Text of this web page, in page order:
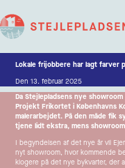
Lokale frijobbere har lagt farver
Den 13. februar 2025
Da Stejlepladsens nye
Projekt Frikortet i Københavns
malerarbejdet. På den måde fik
tjene lidt ekstra, mens
I begyndelsen af det nye år vil
nyt showroom, hvor kommende
klogere på det nye bykvarter, der